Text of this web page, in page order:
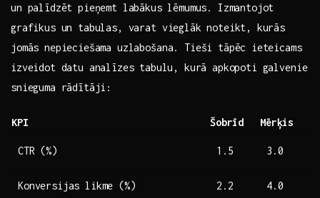
un palīdzēt pieņemt labākus ⁤lēmumus. Izmantojot
‍grafikus un ‍tabulas,‌ varat vieglāk noteikt, ⁢kurās​
jomās nepieciešama uzlabošana. Tieši tāpēc ⁤ieteicams‍
izveidot datu ​analīzes⁤ tabulu, ​kurā apkopoti​ galvenie
snieguma rādītāji:
KPI Šobrīd Mērķis
CTR (%) 1.5 3.0
Konversijas likme (%) 2.2 4.0